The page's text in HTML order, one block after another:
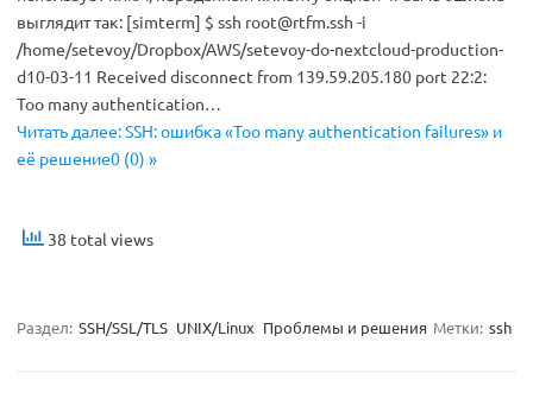
выглядит так: [simterm] $ ssh root@rtfm.ssh -i
/home/setevoy/Dropbox/AWS/setevoy-do-nextcloud-production-
d10-03-11 Received disconnect from 139.59.205.180 port 22:2:
Too many authentication…
Читать далее: SSH: ошибка «Too many authentication failures» и
её решение0 (0) »
38 total views
Раздел: SSH/SSL/TLS UNIX/Linux Проблемы и решения Метки: ssh